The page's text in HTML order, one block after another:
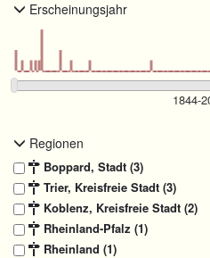
Erscheinungsjahr
Regionen
Boppard, Stadt (3)
Trier, Kreisfreie Stadt (3)
Koblenz, Kreisfreie Stadt (2)
Rheinland-Pfalz (1)
Rheinland (1)